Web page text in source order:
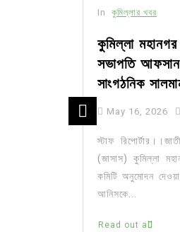
In কুমিল্লার খবর
কুমিল্লা
সভাপতি
সাংগঠনিক
May 16, 2026
স্টাফ
(জাসাস) কুমিল্লা
কমিটি অনুমোদন
আনিসকে...
Read out all